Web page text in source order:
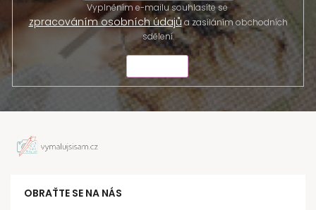
Vyplněním e-mailu souhlasíte se
zpracováním osobních údajůa zasíláním obchodních
sdělení.
OBRAŤTE SE NA NÁS